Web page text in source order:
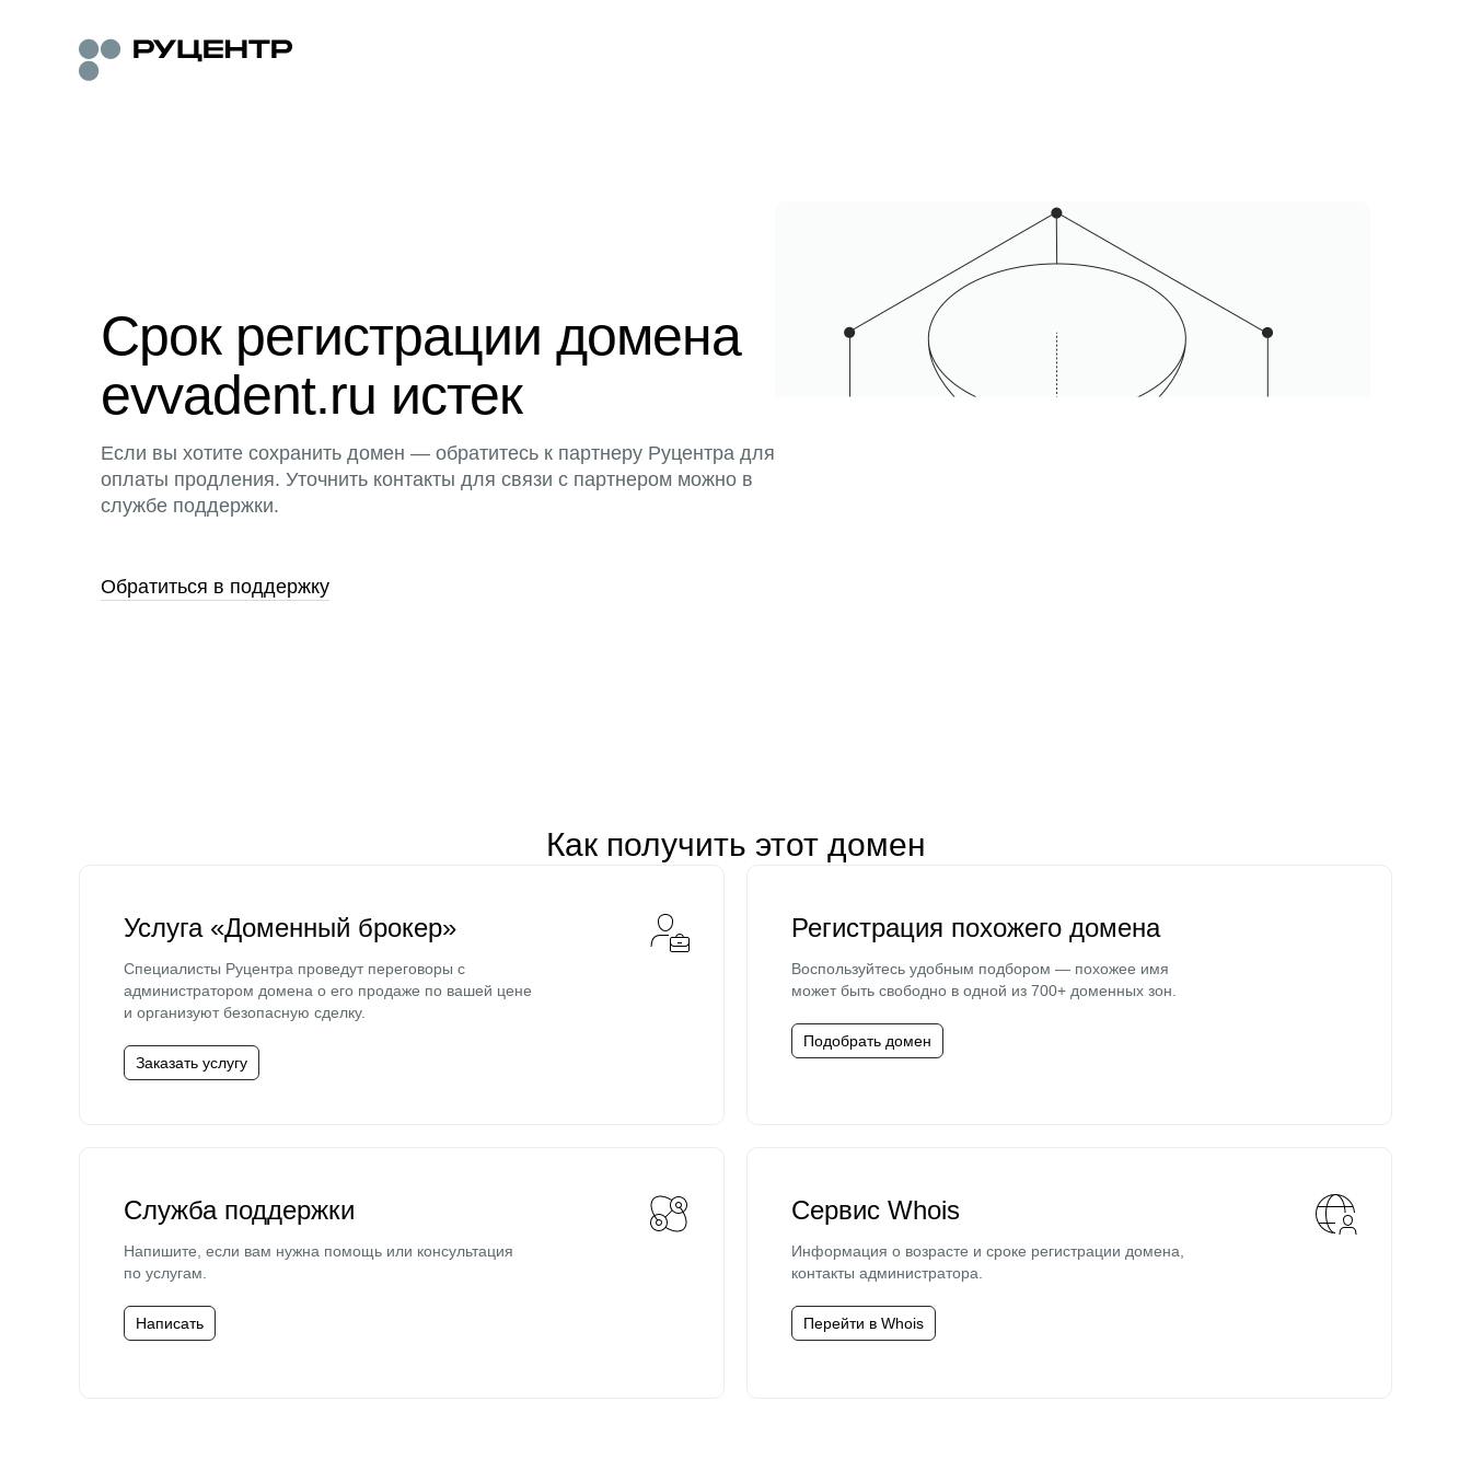
Срок регистрации домена
evvadent.ru истек
Если вы хотите сохранить домен — обратитесь к партнеру Руцентра для
оплаты продления. Уточнить контакты для связи с партнером можно в
службе поддержки.
Обратиться в поддержку
Как получить этот домен
Услуга «Доменный брокер»
Специалисты Руцентра проведут переговоры с
администратором домена о его продаже по вашей цене
и организуют безопасную сделку.
Заказать услугу
Регистрация похожего домена
Воспользуйтесь удобным подбором — похожее имя
может быть свободно в одной из 700+ доменных зон.
Подобрать домен
Служба поддержки
Напишите, если вам нужна помощь или консультация
по услугам.
Написать
Сервис Whois
Информация о возрасте и сроке регистрации домена,
контакты администратора.
Перейти в Whois